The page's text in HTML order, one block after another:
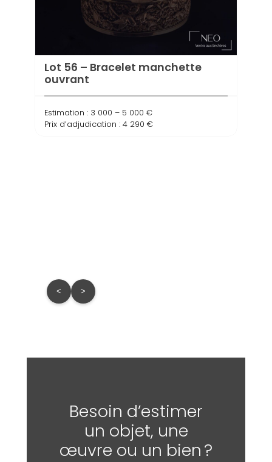
Lot 56 – Bracelet manchette
ouvrant
Estimation : 3 000 – 5 000 €
Prix d’adjudication : 4 290 €
< >
Besoin d’estimer
un objet, une
œuvre ou un bien ?